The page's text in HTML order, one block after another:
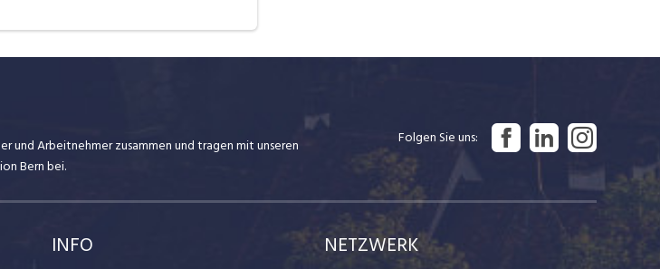
und Arbeitnehmer zusammen und tragen mit unseren
Bern bei.
Folgen Sie uns
INFO NETZWERK